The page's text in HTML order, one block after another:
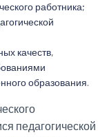
работника;
качеств,
образования.
педагогической